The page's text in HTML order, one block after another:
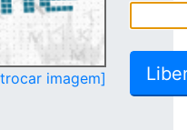
imagem]